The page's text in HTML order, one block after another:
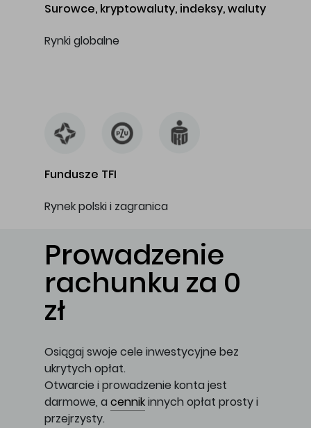
Surowce, kryptowaluty, indeksy, waluty
Rynki globalne
Fundusze TFI
Rynek polski i zagranica
Prowadzenie
rachunku za 0
zł
Osiągaj swoje cele inwestycyjne bez
ukrytych opłat.
Otwarcie i prowadzenie konta jest
darmowe, a cennikinnych opłat prosty i
przejrzysty.